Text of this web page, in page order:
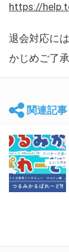
https://
退会対応に
かじめご了
関連記事